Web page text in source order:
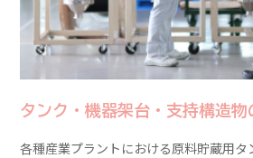
タンク・機器架台・支持構造物
各種産業プラントにおける原料貯蔵用タ